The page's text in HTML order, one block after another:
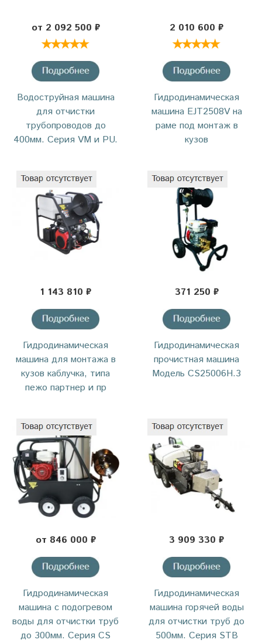
от 2 092 500 ₽
Водоструйная машина
для отчистки
трубопроводов до
400мм. Серия VM и PU.
2 010 600 ₽
Гидродинамическая
машина EJT2508V на
раме под монтаж в
кузов
1 143 810 ₽
Гидродинамическая
машина для монтажа в
кузов каблучка, типа
пежо партнер и пр
371 250 ₽
Гидродинамическая
прочистная машина
Модель CS25006H.3
от 846 000 ₽
Гидродинамическая
машина с подогревом
воды для отчистки труб
до 300мм. Серия CS
3 909 330 ₽
Гидродинамическая
машина горячей воды
для отчистки труб до
500мм. Серия STB